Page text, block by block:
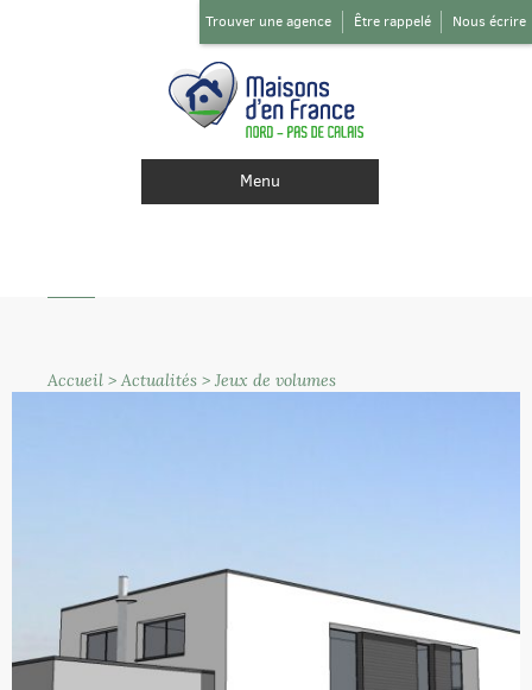
Trouver une agence Être rappelé Nous écrire
Menu
Accueil > Actualités > Jeux de volumes